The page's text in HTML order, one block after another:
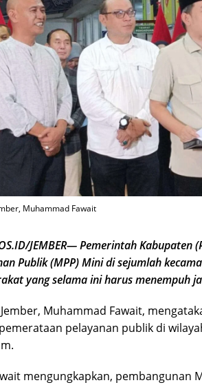
Muhammad Fawait
JEMBER— Pemerintah
Publik (MPP) Mini di sejumlah
yang selama ini harus menempuh
Muhammad Fawait,
pelayanan publik di
mengungkapkan, pembangunan